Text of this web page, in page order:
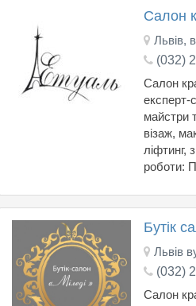
Салон
Львів,
(032)
Салон
експерт-
майстри
візаж,
ліфтинг,
роботи:
Бутік
Львів
(032)
Салон